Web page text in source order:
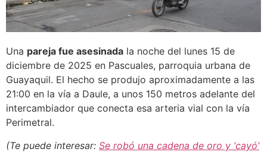
Una pareja fue asesinada la noche del lunes 15 de
diciembre de 2025 en Pascuales, parroquia urbana de
Guayaquil. El hecho se produjo aproximadamente a las
21:00 en la vía a Daule, a unos 150 metros adelante del
intercambiador que conecta esa arteria vial con la vía
Perimetral.
(Te puede interesar: Se robó una cadena de oro y ‘cayó’